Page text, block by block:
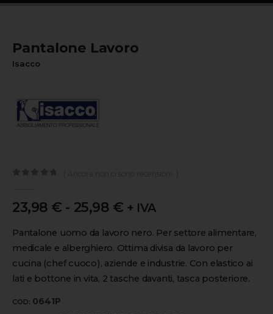
Pantalone Lavoro
Isacco
23,98 € - 25,98 € + IVA
Pantalone uomo da lavoro nero. Per settore alimentare,
medicale e alberghiero. Ottima divisa da lavoro per
cucina (chef cuoco), aziende e industrie. Con elastico ai
lati e bottone in vita, 2 tasche davanti, tasca posteriore.
COD: 0641P